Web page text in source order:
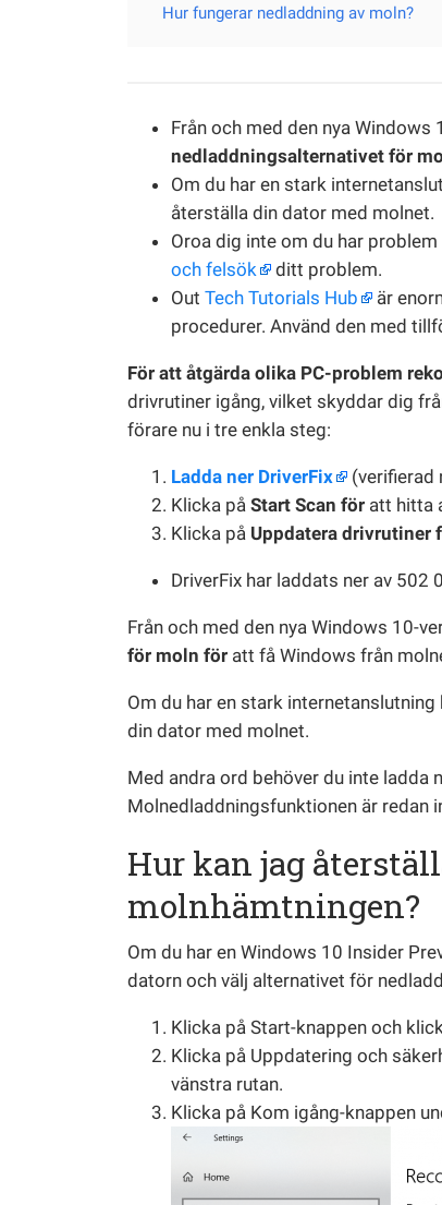
Hur fungerar nedladdning av moln?
Från och med den nya
nedladdningsalternativet för
Om du har en stark
återställa din dator med molnet.
Oroa dig inte om du har
och felsök
ditt problem.
Out Tech Tutorials Hub
är
procedurer. Använd den med
För att åtgärda olika PC-problem
drivrutiner igång, vilket skyddar dig
förare nu i tre enkla steg:
Ladda ner DriverFix
(verifierad
Klicka på Start Scan för att hitta
Klicka på Uppdatera drivrutiner
DriverFix har laddats ner av 502
Från och med den nya Windows 10-
för moln för att få Windows från
Om du har en stark
din dator med molnet.
Med andra ord behöver du inte ladda
Molnedladdningsfunktionen är redan
Hur kan jag
molnhämtningen?
Om du har en Windows 10 Insider
datorn och välj alternativet för
Klicka på Start-knappen och
Klicka på Uppdatering och
vänstra rutan.
Klicka på Kom igång-knappen